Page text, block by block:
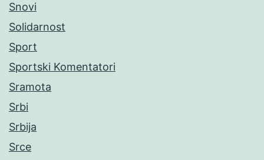
Snovi
Solidarnost
Sport
Sportski Komentatori
Sramota
Srbi
Srbija
Srce